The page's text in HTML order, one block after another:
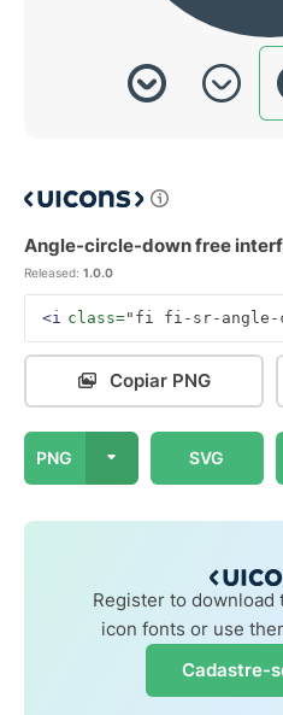
Angle-circle-down free
Released: 1.0.0
<i class="fi fi-sr-angle-
Copiar PNG
PNG SVG
Register to download
icon fonts or use
Cadastre-